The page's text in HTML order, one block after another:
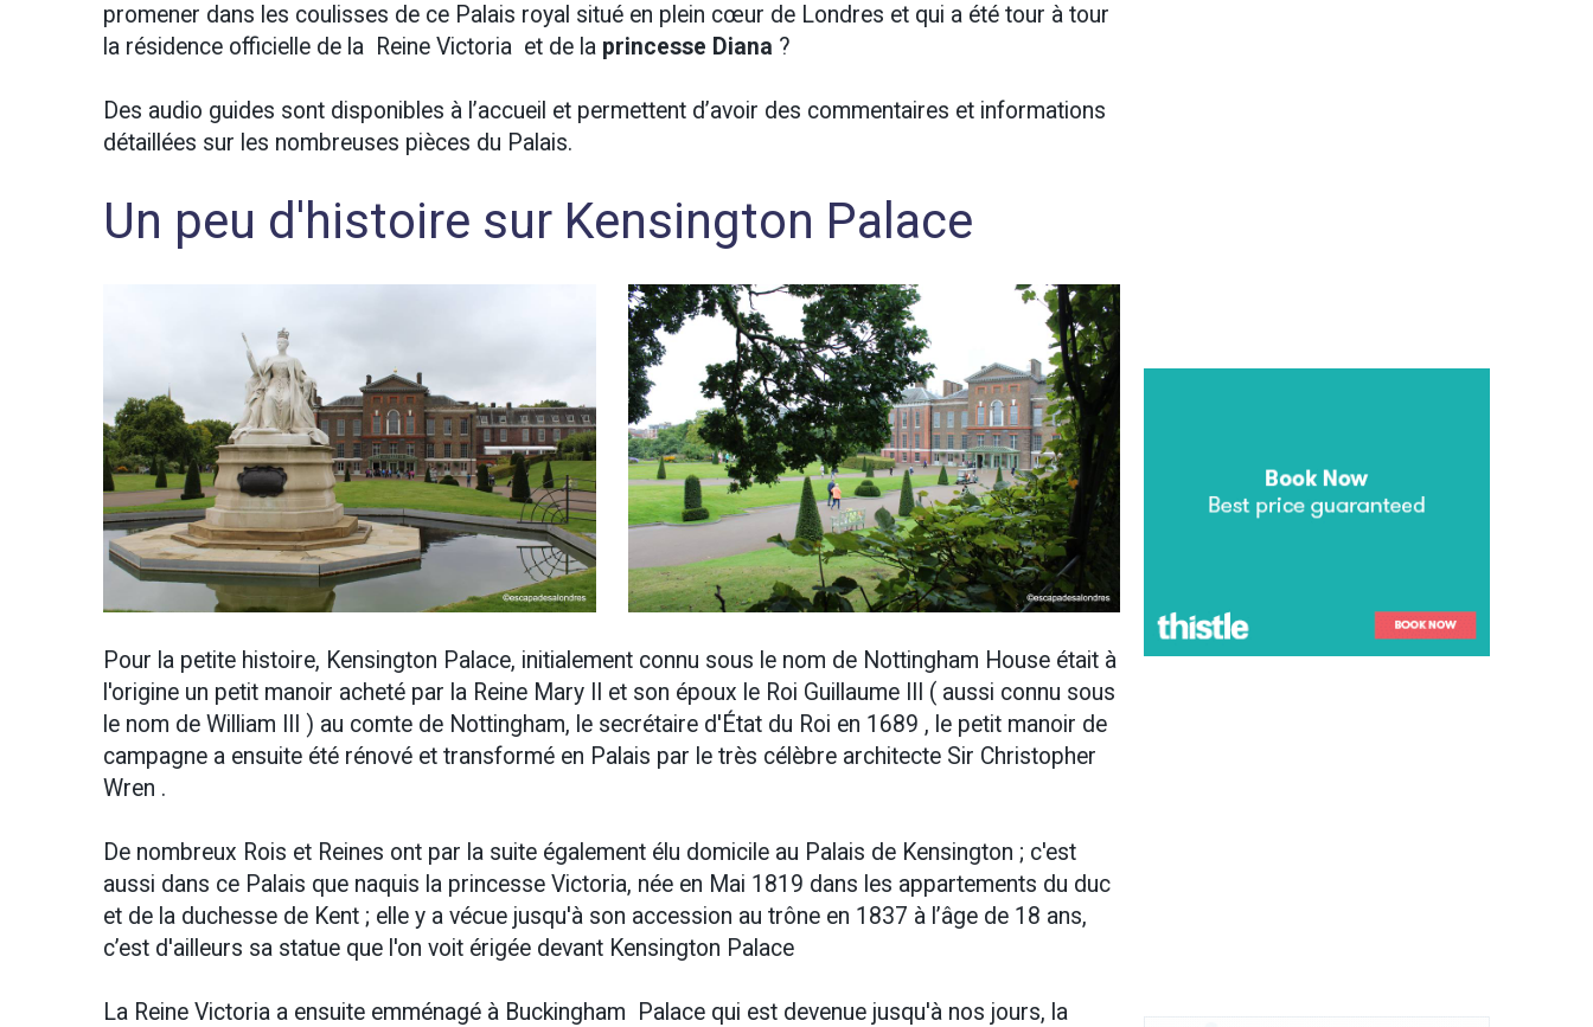
promener dans les coulisses de ce Palais royal situé en plein cœur de Londres et qui a été tour à tour
la résidence officielle de la Reine Victoria et de la princesse Diana ?
Des audio guides sont disponibles à l’accueil et permettent d’avoir des commentaires et informations
détaillées sur les nombreuses pièces du Palais.
Un peu d'histoire sur Kensington Palace
Pour la petite histoire, Kensington Palace, initialement connu sous le nom de Nottingham House était à
l'origine un petit manoir acheté par la Reine Mary II et son époux le Roi Guillaume III ( aussi connu sous
le nom de William III ) au comte de Nottingham, le secrétaire d'État du Roi en 1689 , le petit manoir de
campagne a ensuite été rénové et transformé en Palais par le très célèbre architecte Sir Christopher
Wren .
De nombreux Rois et Reines ont par la suite également élu domicile au Palais de Kensington ; c'est
aussi dans ce Palais que naquis la princesse Victoria, née en Mai 1819 dans les appartements du duc
et de la duchesse de Kent ; elle y a vécue jusqu'à son accession au trône en 1837 à l’âge de 18 ans,
c’est d'ailleurs sa statue que l'on voit érigée devant Kensington Palace
La Reine Victoria a ensuite emménagé à Buckingham Palace qui est devenue jusqu'à nos jours, la